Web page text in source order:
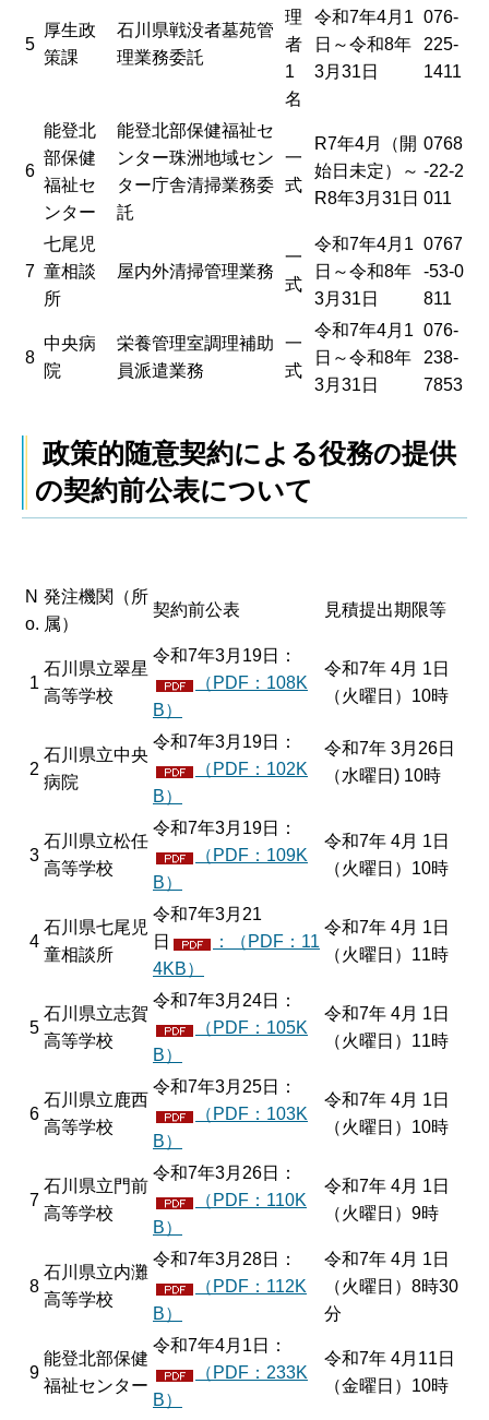
5
厚生政
策課
石川県戦没者墓苑管
理業務委託
理
者
1
名
令和7年4月1
日～令和8年
3月31日
076-
225-
1411
6
能登北
部保健
福祉セ
ンター
能登北部保健福祉セ
ンター珠洲地域セン
ター庁舎清掃業務委
託
一
式
R7年4月（開
始日未定）～
R8年3月31日
0768
-22-2
011
7
七尾児
童相談
所
屋内外清掃管理業務
一
式
令和7年4月1
日～令和8年
3月31日
0767
-53-0
811
8
中央病
院
栄養管理室調理補助
員派遣業務
一
式
令和7年4月1
日～令和8年
3月31日
076-
238-
7853
政策的随意契約による役務の提供
の契約前公表について
N
o.
発注機関（所
属）
契約前公表 見積提出期限等
1
石川県立翠星
高等学校
令和7年3月19日：
（PDF：108K
B）
令和7年 4月 1日
（火曜日）10時
2
石川県立中央
病院
令和7年3月19日：
（PDF：102K
B）
令和7年 3月26日
（水曜日) 10時
3
石川県立松任
高等学校
令和7年3月19日：
（PDF：109K
B）
令和7年 4月 1日
（火曜日）10時
4
石川県七尾児
童相談所
令和7年3月21
日
：（PDF：11
4KB）
令和7年 4月 1日
（火曜日）11時
5
石川県立志賀
高等学校
令和7年3月24日：
（PDF：105K
B）
令和7年 4月 1日
（火曜日）11時
6
石川県立鹿西
高等学校
令和7年3月25日：
（PDF：103K
B）
令和7年 4月 1日
（火曜日）10時
7
石川県立門前
高等学校
令和7年3月26日：
（PDF：110K
B）
令和7年 4月 1日
（火曜日）9時
8
石川県立内灘
高等学校
令和7年3月28日：
（PDF：112K
B）
令和7年 4月 1日
（火曜日）8時30
分
9
能登北部保健
福祉センター
令和7年4月1日：
（PDF：233K
B）
令和7年 4月11日
（金曜日）10時